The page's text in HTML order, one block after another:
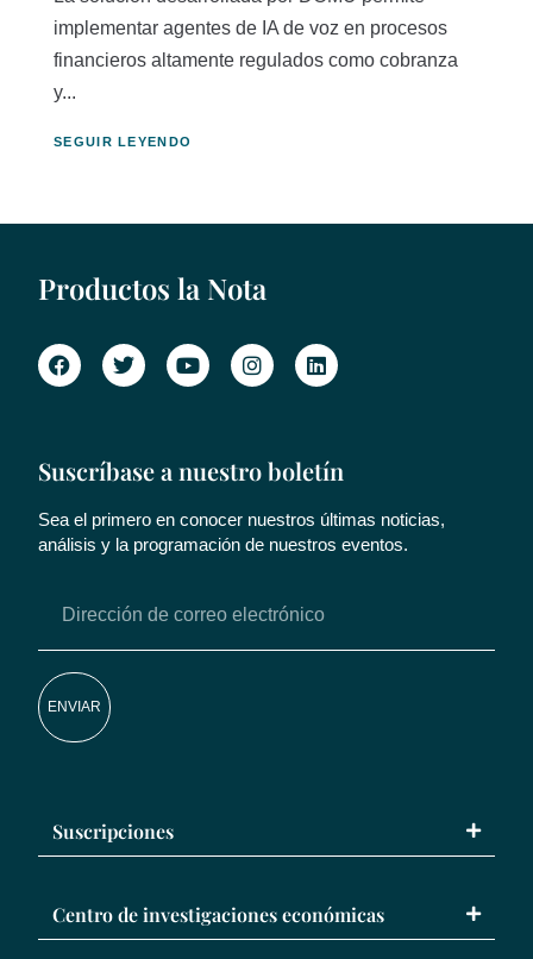
implementar agentes de IA de voz en procesos
financieros altamente regulados como cobranza
y...
SEGUIR LEYENDO
Productos la Nota
Suscríbase a nuestro boletín
Sea el primero en conocer nuestros últimas noticias,
análisis y la programación de nuestros eventos.
ENVIAR
Suscripciones
Centro de investigaciones económicas